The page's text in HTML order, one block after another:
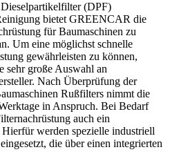
(DPF)
bietet GREENCAR die
für Baumaschinen zu
Um eine möglichst schnelle
gewährleisten zu können,
große Auswahl an
Nach Überprüfung der
Rußfilters nimmt die
in Anspruch. Bei Bedarf
auch ein
werden spezielle industriell
die über einen integrierten